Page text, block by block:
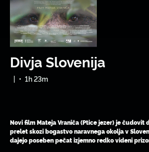
Divja Slovenija
| • 1h 23m
Novi film Mateja Vraniča (Ptice jezer) je čudovit
prelet skozi bogastvo naravnega okolja v
dajejo poseben pečat izjemno redko videni